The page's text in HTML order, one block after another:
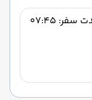
سفر: 07:45